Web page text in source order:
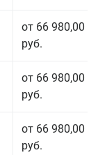
от 66 980,00
руб.
от 66 980,00
руб.
от 66 980,00
руб.